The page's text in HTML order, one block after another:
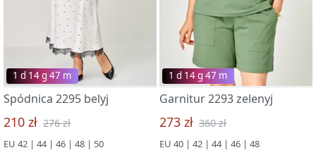
1 d 14 g 47 m
Spódnica 2295 belyj
210 zł 276 zł
EU 42 | 44 | 46 | 48 | 50
1 d 14 g 47 m
Garnitur 2293 zelenyj
273 zł 360 zł
EU 40 | 42 | 44 | 46 | 48